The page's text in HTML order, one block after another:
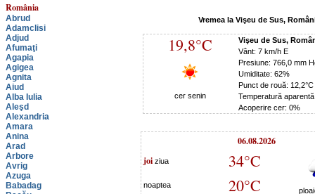
România
Abrud
Adamclisi
Adjud
Afumaţi
Agapia
Agigea
Agnita
Aiud
Alba Iulia
Aleşd
Alexandria
Amara
Anina
Arad
Arbore
Avrig
Azuga
Babadag
Vremea la Vişeu de Sus,
19,8°C
cer senin
Vişeu de Sus,
Vânt: 7 km/h E
Presiune: 766,0 mm
Umiditate: 62%
Punct de rouă: 12,2°C
Temperatură
Acoperire cer: 0%
06.08.2026
joi ziua 34°C
noaptea 20°C